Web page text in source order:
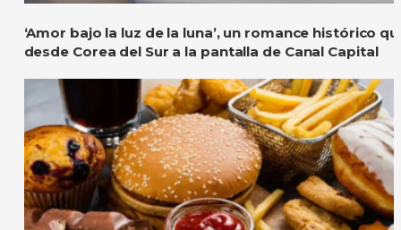
‘Amor bajo la luz de la luna’, un romance histórico
desde Corea del Sur a la pantalla de Canal Capital